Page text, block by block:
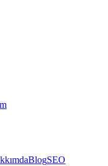
BlogSEO